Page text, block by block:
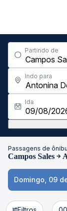
Partindo de
Indo para
Ida
Passagens de
Campos Sales
Domingo, 09